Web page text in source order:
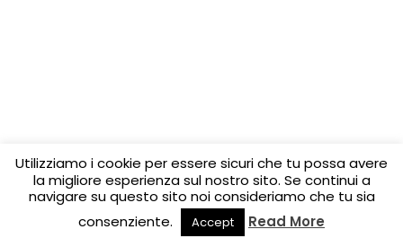
Utilizziamo i cookie per essere sicuri che tu possa avere
la migliore esperienza sul nostro sito. Se continui a
navigare su questo sito noi consideriamo che tu sia
consenziente.
Accept Read More